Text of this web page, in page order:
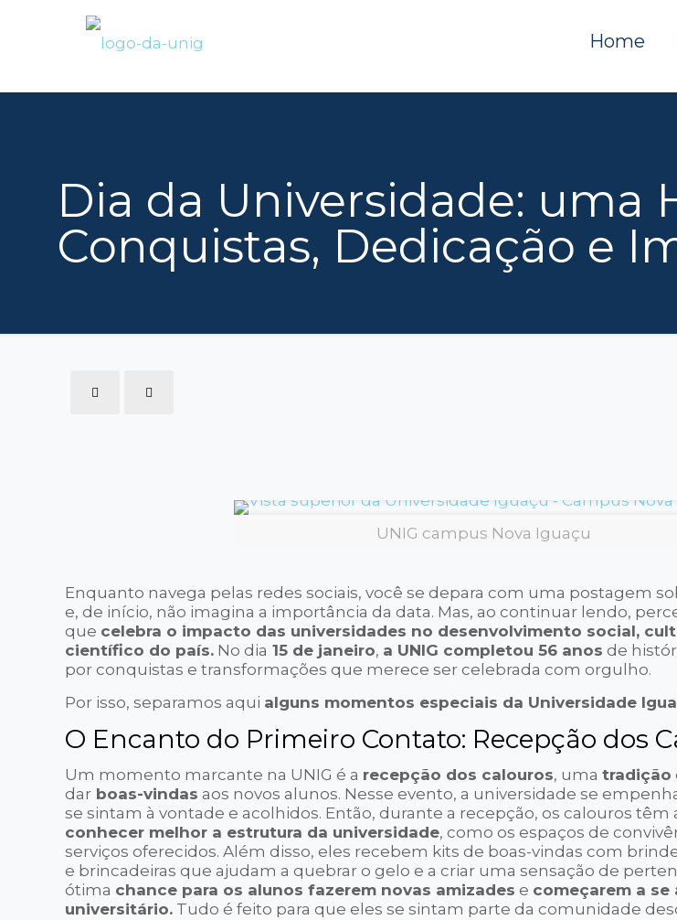
Home
Dia da Universidade: uma
Conquistas, Dedicação e
UNIG campus Nova Iguaçu
Enquanto navega pelas redes sociais, você se depara com uma postagem
e, de início, não imagina a importância da data. Mas, ao continuar lendo,
que celebra o impacto das universidades no desenvolvimento social,
científico do país. No dia 15 de janeiro, a UNIG completou 56 anos de
por conquistas e transformações que merece ser celebrada com orgulho.
Por isso, separamos aqui alguns momentos especiais da Universidade
O Encanto do Primeiro Contato: Recepção dos
Um momento marcante na UNIG é a recepção dos calouros, umatradição
dar boas-vindas aos novos alunos. Nesse evento, a universidade se
se sintam à vontade e acolhidos. Então, durante a recepção, os calouros têm
conhecer melhor a estrutura da universidade, como os espaços de
serviços oferecidos. Além disso, eles recebem kits de boas-vindas com
e brincadeiras que ajudam a quebrar o gelo e a criar uma sensação de
ótima chance para os alunos fazerem novas amizades e começarem a
universitário. Tudo é feito para que eles se sintam parte da comunidade